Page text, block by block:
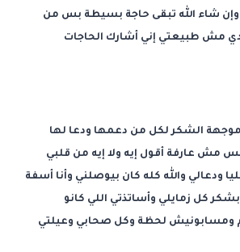
شاء الله تبقى حاجة بسيطة بس من
مش طبيعتي إني أشارك الحاجات
الشكر لكل من دعمها ودعا لها
بس مش عارفة أقول إيه ولا إيه من قلبي
ودعالي والله كله كان بيوصلني وأنا أسفة
كل زمايلي وأساتذتي اللي كانو
ومسابونيش لحظة وكل صحابي وعيلتي